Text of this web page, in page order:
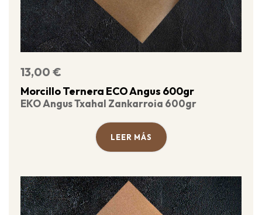
13,00 €
Morcillo Ternera ECO Angus 600gr
EKO Angus Txahal Zankarroia 600gr
LEER MÁS